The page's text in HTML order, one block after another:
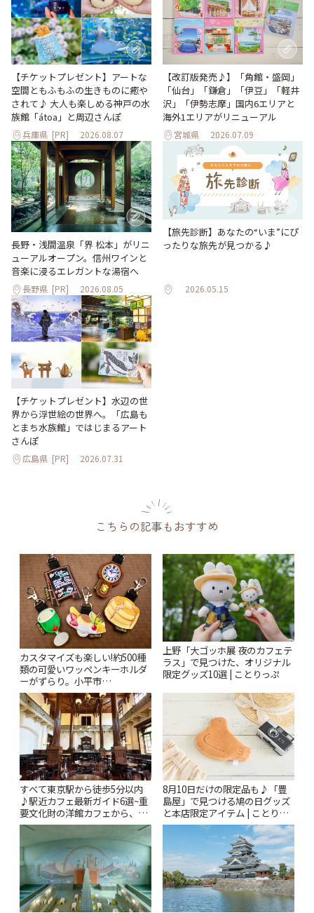
【チケットプレゼント】アートな
空間ともふもふの生きものに癒や
されて♪ 大人も楽しめる神戸の水
族館「átoa」と周辺さんぽ
兵庫県 [PR] 2026.08.07
【改訂版発売♪】「角館・盛岡」
「仙台」「鎌倉」「伊豆」「軽井
沢」「伊勢志摩」国内6エリアと
海外1エリアがリニューアル
宮城県 2026.07.09
長野・浅間温泉「界 松本」がリニ
ューアルオープン。信州ワインと
音楽に浸るエレガントな湯宿へ
長野県 [PR] 2026.08.05
【旅先診断】あなたの“いま”にぴ
ったりな旅先が見つかる♪
2026.05.15
【チケットプレゼント】水辺の世
界から浮世絵の世界へ。「広島も
とまち水族館」ではじまるアート
さんぽ
広島県 [PR] 2026.07.31
こちらの記事もおすすめ
カスタマイズも楽しい!約500種
類の可愛いワッペンキーホルダ
ーがずらり。小平市
「Kimamaya T&K」 | ことりっ
ぷ
上野「大ゴッホ展 夜のカフェテ
ラス」で見つけた、オリジナル
限定グッズ10選 | ことりっぷ
すべて東京駅から徒歩5分以内
♪駅近カフェ最新ガイド6選~重
要文化財の洋館カフェから、改
札すぐのレトロ喫茶まで~ | こと
8月10日だけの限定品も♪「豊
島屋」で見つける鳩の日グッズ
と本店限定アイテム | ことりっ
ぷ